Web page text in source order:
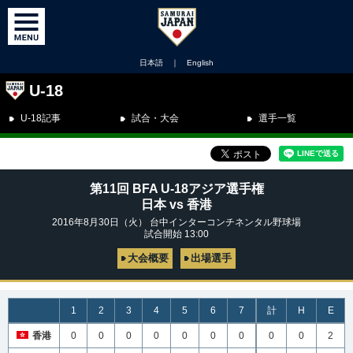
日本語 ｜ English
U-18
U-18記事 試合・大会 選手一覧
第11回 BFA U-18アジア選手権
日本 vs 香港
2016年8月30日（火） 台中インターコンチネンタル野球場
試合開始 13:00
大会概要 出場選手
1 2 3 4 5 6 7 計 H E
香港 0 0 0 0 0 0 0 0 0 2